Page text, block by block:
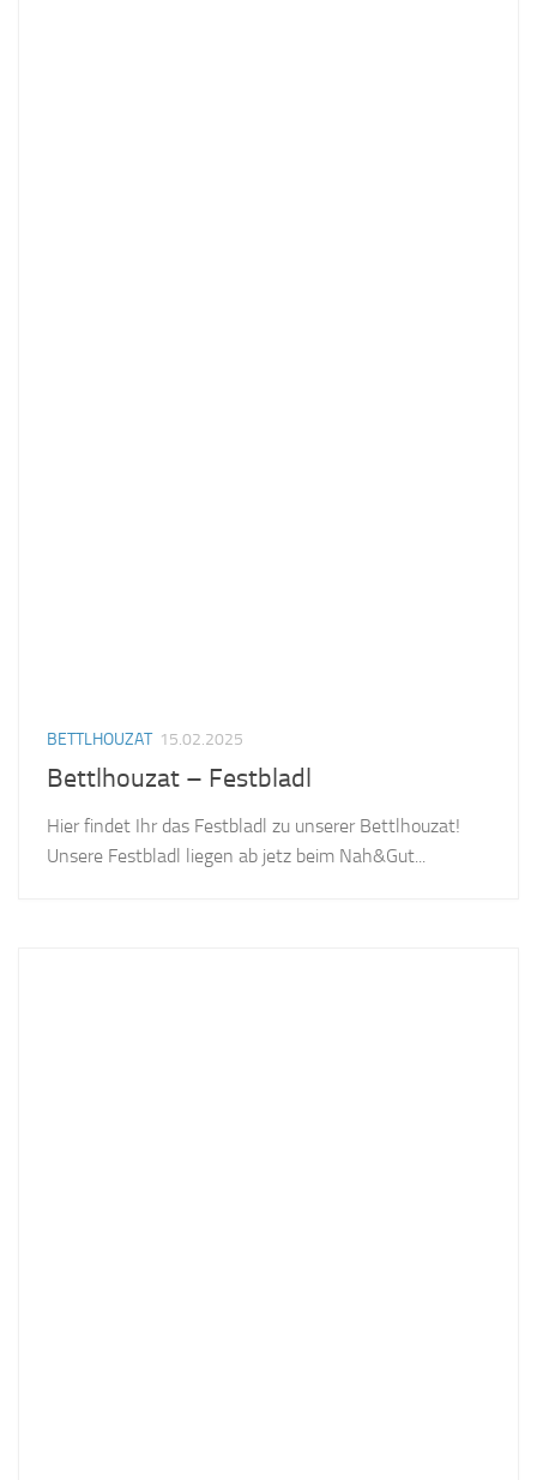
BETTLHOUZAT 15.02.2025
Bettlhouzat – Festbladl
Hier findet Ihr das Festbladl zu unserer Bettlhouzat!
Unsere Festbladl liegen ab jetz beim Nah&Gut...